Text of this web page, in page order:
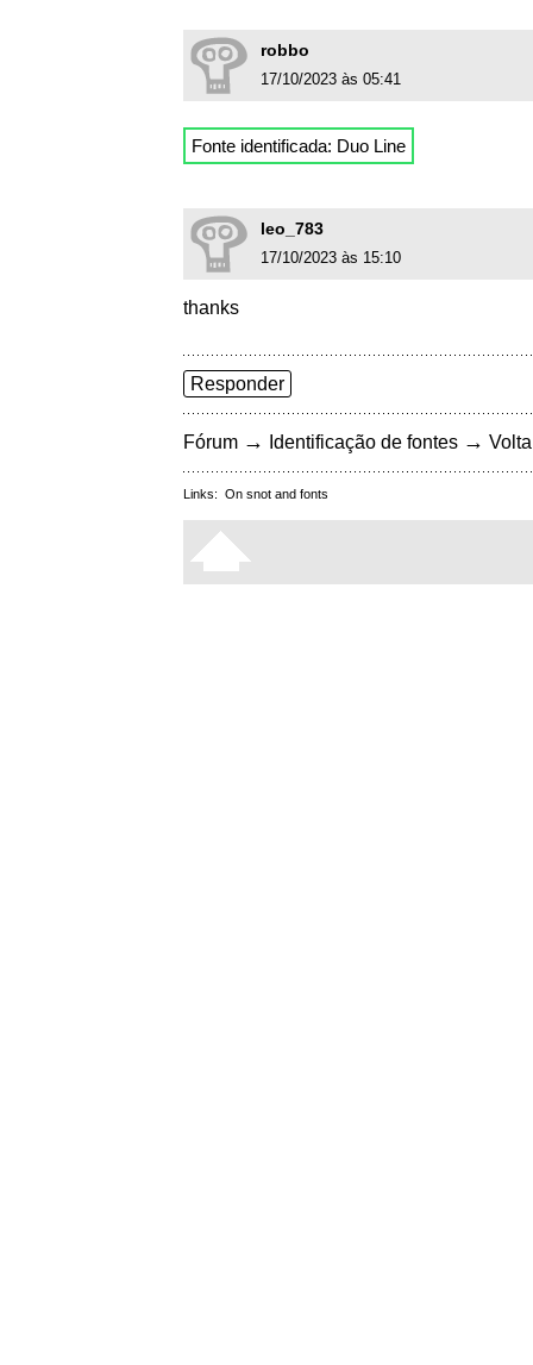
robbo
17/10/2023 às 05:41
Fonte identificada: Duo Line
leo_783
17/10/2023 às 15:10
thanks
Responder
Fórum → Identificação de fontes →
Links: On snot and fonts